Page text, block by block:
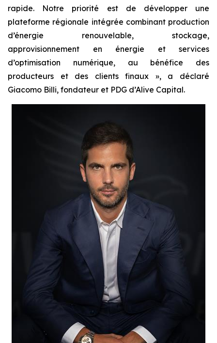
rapide. Notre priorité est de développer une
plateforme régionale intégrée combinant production
d’énergie renouvelable, stockage,
approvisionnement en énergie et services
d’optimisation numérique, au bénéfice des
producteurs et des clients finaux », a déclaré
Giacomo Billi, fondateur et PDG d’Alive Capital.